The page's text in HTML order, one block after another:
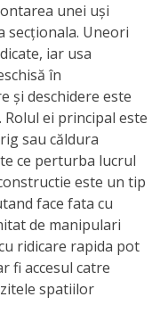
unei uși
secționala. Uneori
iar usa
în
și deschidere este
. Rolul ei principal este
sau căldura
ce perturba lucrul
este un tip
face fata cu
de manipulari
ridicare rapida pot
fi accesul catre
spatiilor